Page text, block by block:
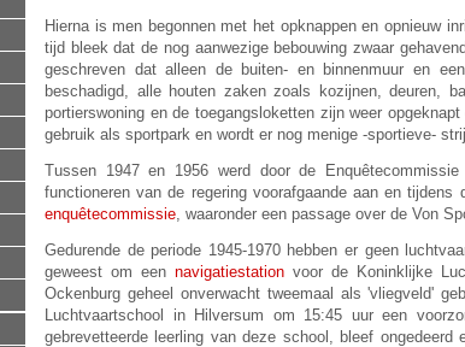
Hierna is men begonnen met het opknappen en opnieuw
tijd bleek dat de nog aanwezige bebouwing zwaar
geschreven dat alleen de buiten- en binnenmuur en
beschadigd, alle houten zaken zoals kozijnen, deuren,
portierswoning en de toegangsloketten zijn weer
gebruik als sportpark en wordt er nog menige -sportieve-
Tussen 1947 en 1956 werd door de
functioneren van de regering voorafgaande aan en
enquêtecommissie, waaronder een passage over de Von
Gedurende de periode 1945-1970 hebben er geen
geweest om een navigatiestationvoor de Koninklijke
Ockenburg geheel onverwacht tweemaal als 'vliegveld'
Luchtvaartschool in Hilversum om 15:45 uur een
gebrevetteerde leerling van deze school, bleef